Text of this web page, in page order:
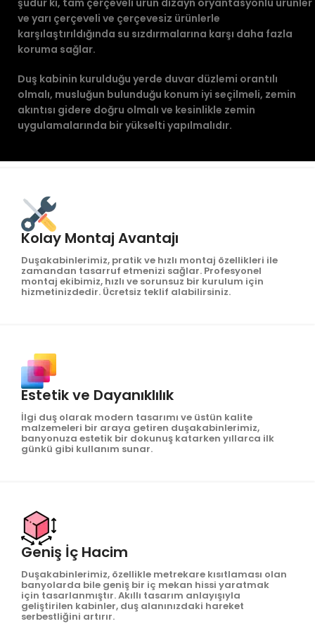
ve yarı çerçeveli ve çerçevesiz ürünlerle
karşılaştırıldığında su sızdırmalarına karşı daha fazla
koruma sağlar.
Duş kabinin kurulduğu yerde duvar düzlemi orantılı
olmalı, musluğun bulunduğu konum iyi seçilmeli, zemin
akıntısı gidere doğru olmalı ve kesinlikle zemin
uygulamalarında bir yükselti yapılmalıdır.
Kolay Montaj Avantajı
Duşakabinlerimiz, pratik ve hızlı montaj özellikleri ile
zamandan tasarruf etmenizi sağlar. Profesyonel
montaj ekibimiz, hızlı ve sorunsuz bir kurulum için
hizmetinizdedir. Ücretsiz teklif alabilirsiniz.
Estetik ve Dayanıklılık
İlgi duş olarak modern tasarımı ve üstün kalite
malzemeleri bir araya getiren duşakabinlerimiz,
banyonuza estetik bir dokunuş katarken yıllarca ilk
günkü gibi kullanım sunar.
Geniş İç Hacim
Duşakabinlerimiz, özellikle metrekare kısıtlaması olan
banyolarda bile geniş bir iç mekan hissi yaratmak
için tasarlanmıştır. Akıllı tasarım anlayışıyla
geliştirilen kabinler, duş alanınızdaki hareket
serbestliğini artırır.